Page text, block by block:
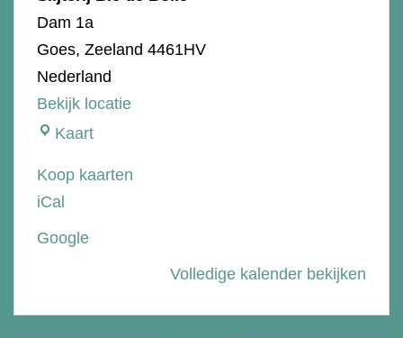
Dam 1a
Goes, Zeeland 4461HV
Nederland
Bekijk locatie
KaartSlijterij
de
Koop kaarten
iCal
Google
Volledige kalender bekijken